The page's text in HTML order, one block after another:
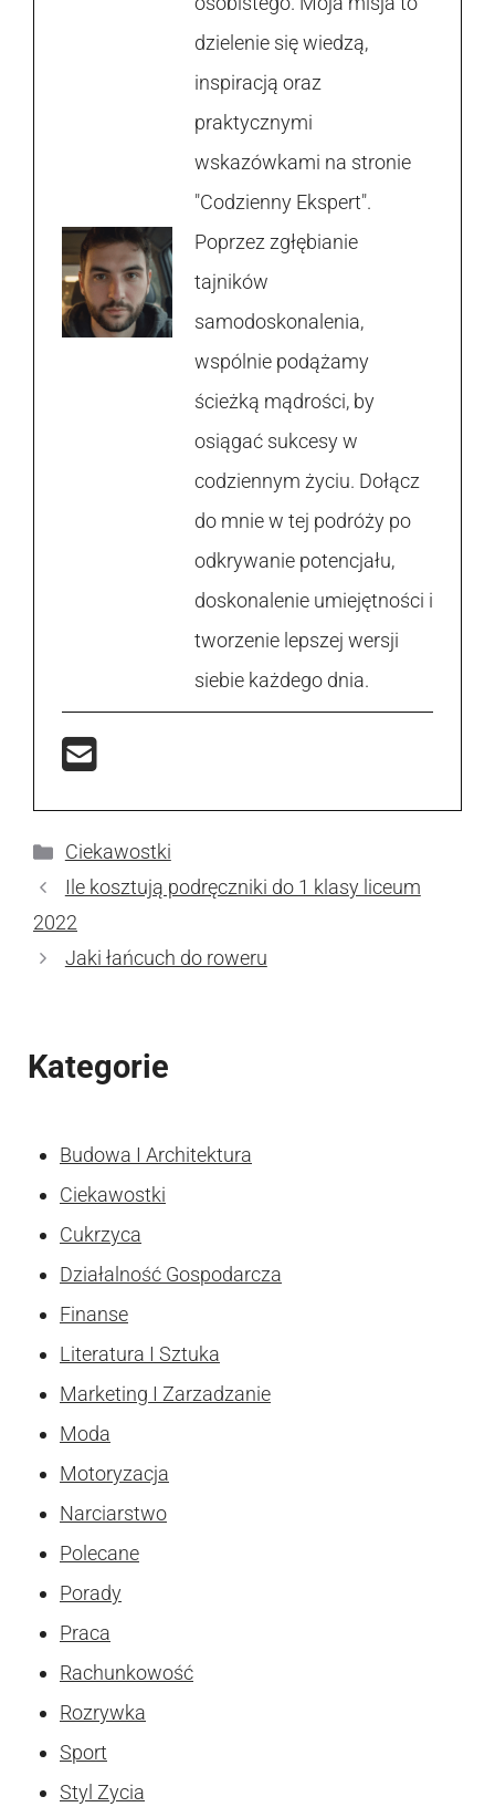
dzielenie się wiedzą,
inspiracją oraz
praktycznymi
wskazówkami na stronie
"Codzienny Ekspert".
Poprzez zgłębianie
tajników
samodoskonalenia,
wspólnie podążamy
ścieżką mądrości, by
osiągać sukcesy w
codziennym życiu. Dołącz
do mnie w tej podróży po
odkrywanie potencjału,
doskonalenie umiejętności i
tworzenie lepszej wersji
siebie każdego dnia.
Kategorie
Ciekawostki
Ile kosztują podręczniki do 1 klasy liceum
2022
Jaki łańcuch do roweru
Kategorie
Budowa I Architektura
Ciekawostki
Cukrzyca
Działalność Gospodarcza
Finanse
Literatura I Sztuka
Marketing I Zarzadzanie
Moda
Motoryzacja
Narciarstwo
Polecane
Porady
Praca
Rachunkowość
Rozrywka
Sport
Styl Zycia